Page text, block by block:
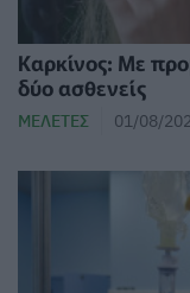
Καρκίνος: Με
δύο ασθενείς
ΜΕΛΈΤΕΣ 01/08/